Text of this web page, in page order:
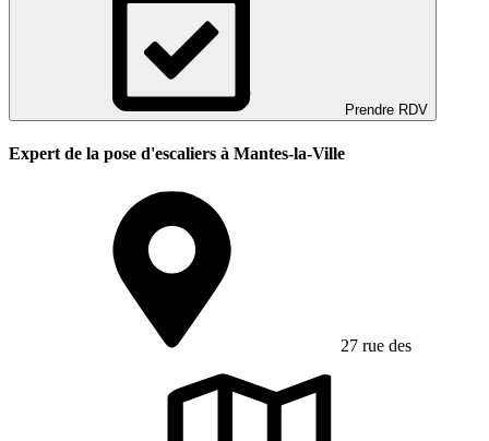
Prendre RDV
Expert de la pose d'escaliers à Mantes-la-Ville
27 rue des